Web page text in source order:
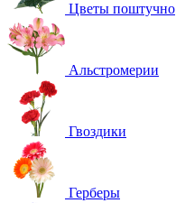
Цветы поштучно
Альстромерии
Гвоздики
Герберы